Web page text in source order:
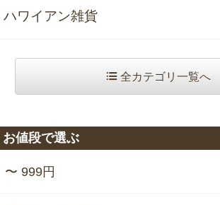
ハワイアン雑貨
全カテゴリ一覧へ
お値段で選ぶ
〜 999円